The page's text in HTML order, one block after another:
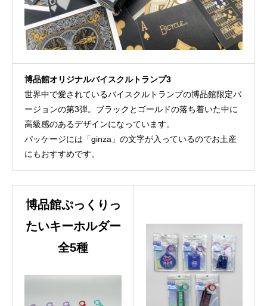
博品館オリジナルバイスクルトランプ3
世界中で愛されているバイスクルトランプの博品館限定バ
ージョンの第3弾。ブラックとゴールドの落ち着いた中に
高級感のあるデザインになっています。
パッケージには「ginza」の文字が入っているのでお土産
にもおすすめです。
博品館ぷっくりっ
たいキーホルダー
全5種